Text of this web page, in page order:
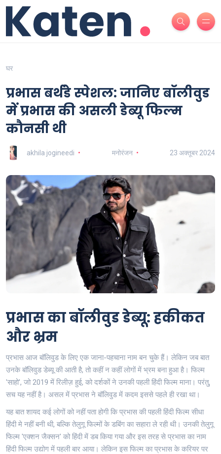
घर
प्रभास बर्थडे स्पेशल: जानिए बॉलीवुड
में प्रभास की असली डेब्यू फिल्म
कौनसी थी
akhila jogineedi मनोरंजन 23 अक्तूबर 2024
प्रभास का बॉलीवुड डेब्यू: हकीकत
और भ्रम
प्रभास आज बॉलिवुड के लिए एक जाना-पहचाना नाम बन चुके हैं। लेकिन जब बात
उनके बॉलिवुड डेब्यू की आती है, तो कहीं न कहीं लोगों में भ्रम बना हुआ है। फिल्म
'साहो', जो 2019 में रिलीज़ हुई, को दर्शकों ने उनकी पहली हिंदी फिल्म माना। परंतु,
सच यह नहीं है। असल में प्रभास ने बॉलिवुड में कदम इससे पहले ही रखा था।
यह बात शायद कई लोगों को नहीं पता होगी कि प्रभास की पहली हिंदी फिल्म सीधा
हिंदी मे नहीं बनी थी, बल्कि तेलुगू फिल्मों के डबिंग का सहारा ले रही थी। उनकी तेलुगू
फिल्म 'एक्शन जैक्सन' को हिंदी में डब किया गया और इस तरह से प्रभास का नाम
हिंदी फिल्म उद्योग में पहली बार आया। लेकिन इस फिल्म का प्रभास के करियर पर